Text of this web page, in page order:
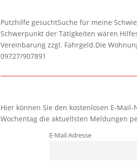
Putzhilfe gesuchtSuche für meine
Schwerpunkt der Tätigkeiten wären
Vereinbarung zzgl. Fahrgeld.Die
09727/907891
Hier können Sie den kostenlosen E-
Wochentag die aktuellsten Meldungen
E-Mail Adresse